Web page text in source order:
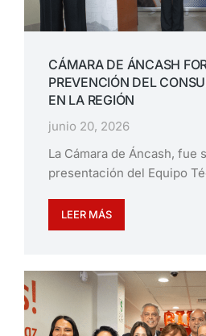
CÁMARA DE ÁNCASH
PREVENCIÓN DEL
EN LA REGIÓN
junio 20, 2026
La Cámara de Áncash, fue
presentación del Equipo
LEER MÁS